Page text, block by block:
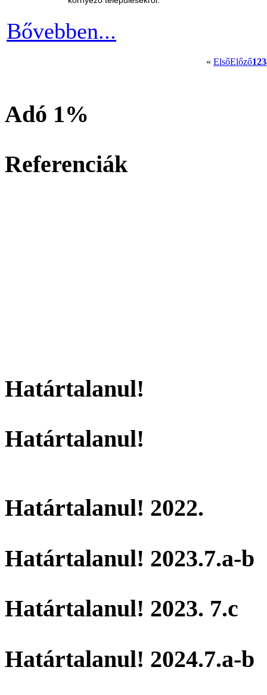
Bővebben...
« ElsőElőző123
Adó 1%
Referenciák
Határtalanul!
Határtalanul!
Határtalanul! 2022.
Határtalanul! 2023.7.a-b
Határtalanul! 2023. 7.c
Határtalanul! 2024.7.a-b